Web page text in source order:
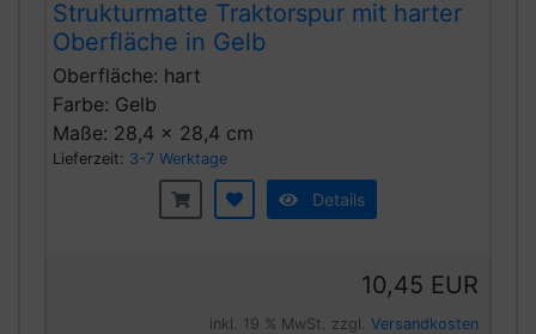
Strukturmatte Traktorspur mit harter
Oberfläche in Gelb
Oberfläche: hart
Farbe: Gelb
Maße: 28,4 x 28,4 cm
Lieferzeit: 3-7 Werktage
Details
10,45 EUR
inkl. 19 % MwSt. zzgl. Versandkosten